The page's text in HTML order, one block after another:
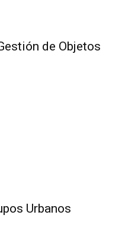
de Objetos
Urbanos